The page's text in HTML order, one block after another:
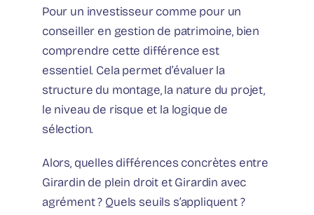
Pour un investisseur comme pour un
conseiller en gestion de patrimoine, bien
comprendre cette différence est
essentiel. Cela permet d’évaluer la
structure du montage, la nature du projet,
le niveau de risque et la logique de
sélection.
Alors, quelles différences concrètes entre
Girardin de plein droit et Girardin avec
agrément ? Quels seuils s’appliquent ?